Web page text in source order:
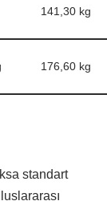
141,30 kg
176,60 kg
standart